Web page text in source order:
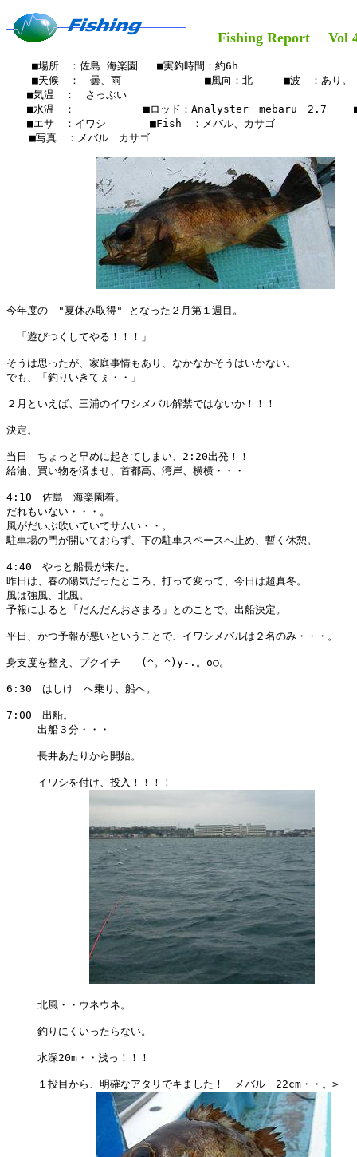
Fishing Report Vol
    ■場所　：佐島 海楽園   ■実釣時間：約6h
    ■天候　：　曇、雨　　　　     　■風向：北　　　■波　：あり。
■気温　：　さっぶい
■水温　：　　　　　 　■ロッド：Analyster　mebaru　2.7 　　
■エサ　：イワシ　　　  ■Fish　：メバル、カサゴ
  　■写真　：メバル　カサゴ
今年度の　"夏休み取得" となった２月第１週目。
「遊びつくしてやる！！！」
そうは思ったが、家庭事情もあり、なかなかそうはいかない。
でも、「釣りいきてぇ・・」
２月といえば、三浦のイワシメバル解禁ではないか！！！
決定。
当日　ちょっと早めに起きてしまい、2:20出発！！
給油、買い物を済ませ、首都高、湾岸、横横・・・
4:10　佐島　海楽園着。
だれもいない・・・。
風がだいぶ吹いていてサムい・・。
駐車場の門が開いておらず、下の駐車スペースへ止め、暫く休憩。
4:40　やっと船長が来た。
昨日は、春の陽気だったところ、打って変って、今日は超真冬。
風は強風、北風。
予報によると「だんだんおさまる」とのことで、出船決定。
平日、かつ予報が悪いということで、イワシメバルは２名のみ・・・。
身支度を整え、プクイチ　　(^。^)y-.。o○。
6:30　はしけ　へ乗り、船へ。
7:00　出船。
出船３分・・・
長井あたりから開始。
イワシを付け、投入！！！！
北風・・ウネウネ。
釣りにくいったらない。
水深20m・・浅っ！！！
１投目から、明確なアタリでキました！　メバル　22cm・・。>